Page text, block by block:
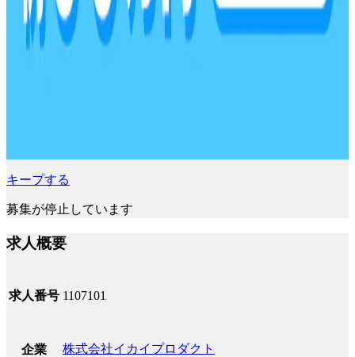
キープする
募集が停止しています
求人概要
求人番号 1107101
企業 株式会社イカイプロダクト